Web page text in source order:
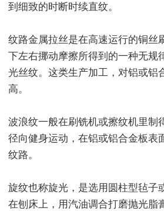
到细致的时断时续直纹。
纹路金属拉丝是在高速运行的铜丝
下左右挪动摩擦所得到的一种无规
光丝纹。这类生产加工，对铝或铝
高。
波浪纹一般在刷铣机或擦纹机里制
径向健身运动，在铝或铝合金板表
纹路。
旋纹也称旋光，是选用圆柱型毡子
在刨床上，用汽油调合打磨抛光脂